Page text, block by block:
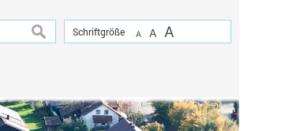
Schriftgröße A A A
suchen